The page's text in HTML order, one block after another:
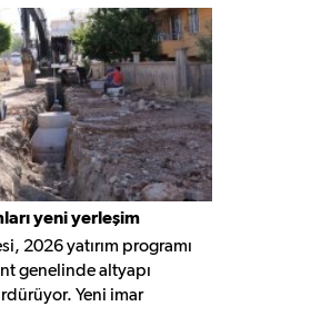
YÖKAK Başkanı
ile çok sayıda
katıldı.
yeni yerleşim
2026 yatırım programı
genelinde altyapı
Yeni imar